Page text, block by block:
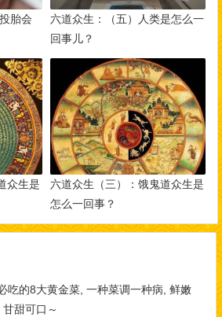
胎会
六道众生：（五）人类是怎么一
回事儿？
众生是
六道众生（三）：饿鬼道众生是
怎么一回事？
吃的8大黄金菜, 一种菜调一种病, 鲜嫩
甘甜可口～